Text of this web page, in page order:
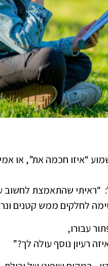
“איזו חכמה את”, או
שהתאמצת לחשוב
לחלקים ממש קטנים
עבורו,
רעיון נוסף עולה לך?”